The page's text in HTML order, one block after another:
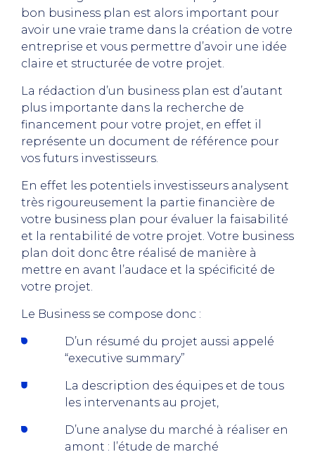
bon business plan est alors important pour
avoir une vraie trame dans la création de votre
entreprise et vous permettre d’avoir une idée
claire et structurée de votre projet.
La rédaction d’un business plan est d’autant
plus importante dans la recherche de
financement pour votre projet, en effet il
représente un document de référence pour
vos futurs investisseurs.
En effet les potentiels investisseurs analysent
très rigoureusement la partie financière de
votre business plan pour évaluer la faisabilité
et la rentabilité de votre projet. Votre business
plan doit donc être réalisé de manière à
mettre en avant l’audace et la spécificité de
votre projet.
Le Business se compose donc :
D’un résumé du projet aussi appelé
“executive summary”
La description des équipes et de tous
les intervenants au projet,
D’une analyse du marché à réaliser en
amont : l’étude de marché